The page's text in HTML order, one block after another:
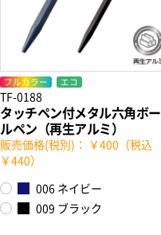
フルカラー エコ
TF-0188
タッチペン付メタル六角ボー
ルペン（再生アルミ）
販売価格(税別)： ￥400（税込
￥440）
006 ネイビー
009 ブラック